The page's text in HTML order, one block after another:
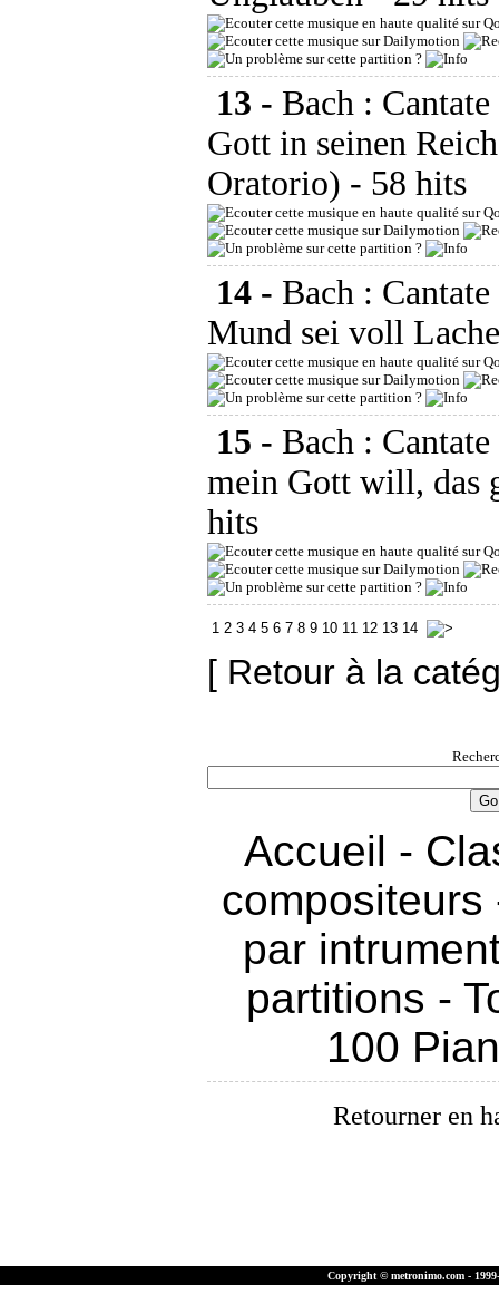
13 - Bach :
Gott in seinen
Oratorio) - 58 hits
14 - Bach :
Mund sei voll
15 - Bach :
mein Gott will, das
hits
1 2 3 4 5 6 7 8 9 10 11 12 13 14
[ Retour à la
Accueil -
compositeurs
par
partitions -
100
Retourner en
Copyright © metronimo.com -